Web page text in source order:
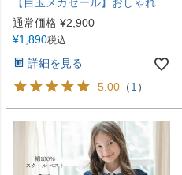
通常価格 ¥2,900
¥1,890税込
詳細を見る
5.00 （1 ）